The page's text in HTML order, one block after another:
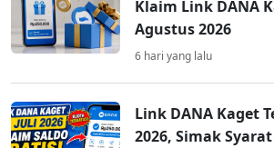
Klaim Link DANA
Agustus 2026
6 hari yang lalu
Link DANA Kaget
2026, Simak